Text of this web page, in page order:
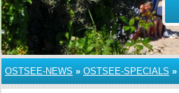
OSTSEE-NEWS » OSTSEE-SPECIALS »